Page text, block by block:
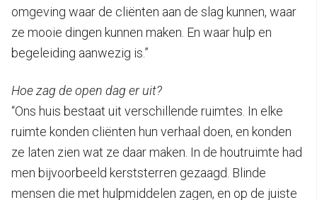
omgeving waar de cliënten aan de slag kunnen, waar
ze mooie dingen kunnen maken. En waar hulp en
begeleiding aanwezig is.”
Hoe zag de open dag er uit?
“Ons huis bestaat uit verschillende ruimtes. In elke
ruimte konden cliënten hun verhaal doen, en konden
ze laten zien wat ze daar maken. In de houtruimte had
men bijvoorbeeld kerststerren gezaagd. Blinde
mensen die met hulpmiddelen zagen, en op de juiste